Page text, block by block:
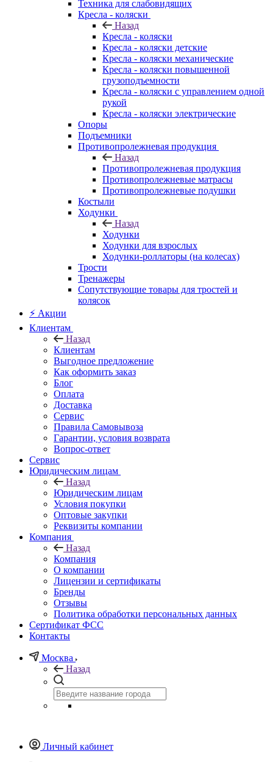
Техника для слабовидящих
Кресла - коляски
Назад
Кресла - коляски
Кресла - коляски детские
Кресла - коляски механические
Кресла - коляски повышенной
грузоподъемности
Кресла - коляски с управлением одной
рукой
Кресла - коляски электрические
Опоры
Подъемники
Противопролежневая продукция
Назад
Противопролежневая продукция
Противопролежневые матрасы
Противопролежневые подушки
Костыли
Ходунки
Назад
Ходунки
Ходунки для взрослых
Ходунки-роллаторы (на колесах)
Трости
Тренажеры
Сопутствующие товары для тростей и
колясок
⚡ Акции
Клиентам
Назад
Клиентам
Выгодное предложение
Как оформить заказ
Блог
Оплата
Доставка
Сервис
Правила Самовывоза
Гарантии, условия возврата
Вопрос-ответ
Сервис
Юридическим лицам
Назад
Юридическим лицам
Условия покупки
Оптовые закупки
Реквизиты компании
Компания
Назад
Компания
О компании
Лицензии и сертификаты
Бренды
Отзывы
Политика обработки персональных данных
Сертификат ФСС
Контакты
Москва
Назад
Личный кабинет